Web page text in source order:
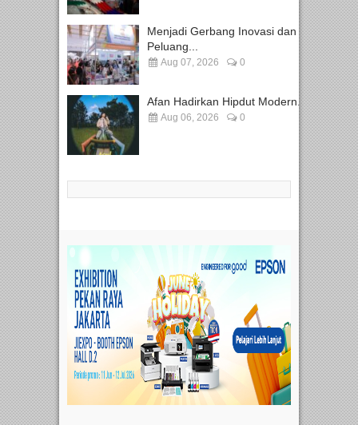
Menjadi Gerbang Inovasi dan
Peluang...
Aug 07, 2026 0
Afan Hadirkan Hipdut Modern...
Aug 06, 2026 0